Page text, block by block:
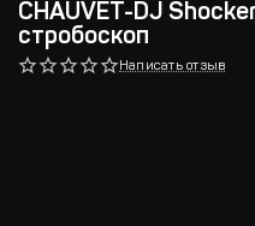
CHAUVET-DJ
стробоскоп
Написать отзыв